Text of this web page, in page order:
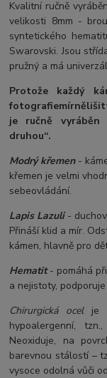
Kvalitní ručně
velikosti 8mm -
syntetického
Swarovski. Jsou
pružný a má
Protože každý
fotografiemírnělišit
je ručně
druhou“.
Modrý křemen-
křemen je velmi
sebeovládání.
Lapis Lazuli-
Přináší klid a mír.
kámen, hlavně pro
Hematit- pomáhá
a nejistoty,
Chirurgická ocelje
hypoalergenní,
Neoxiduje, na
barevnou stálostí –
vysoce odolná vůči